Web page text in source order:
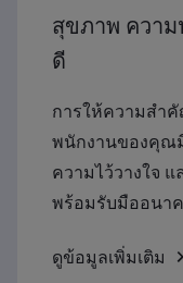
สุขภาพ ควา
ดี
การให้ความสำ
พนักงานของคุณ
ความไว้วางใจ
พร้อมรับมืออนา
ดูข้อมูลเพิ่มเติม